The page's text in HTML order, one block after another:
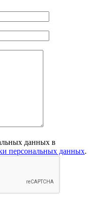
данных в
персональных данных.